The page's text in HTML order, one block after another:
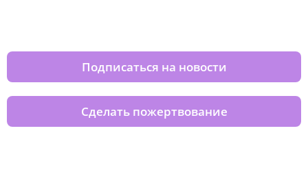
Подписаться на новости
Сделать пожертвование